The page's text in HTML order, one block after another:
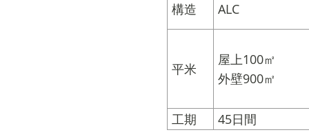
構造 ALC
平米
屋上100㎡
外壁900㎡
工期 45日間